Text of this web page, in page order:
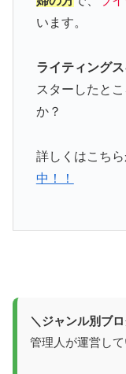
います。
ライティング
スターしたと
か？
詳しくはこち
中！！
＼ジャンル別ブ
管理人が運営し